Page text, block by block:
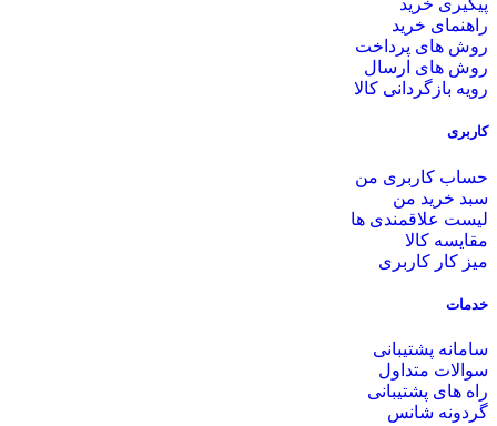
پیگیری خرید
راهنمای خرید
روش های پرداخت
روش های ارسال
رویه بازگردانی کالا
کاربری
حساب کاربری من
سبد خرید من
لیست علاقمندی ها
مقایسه کالا
میز کار کاربری
خدمات
سامانه پشتیبانی
سوالات متداول
راه های پشتیبانی
گردونه شانس